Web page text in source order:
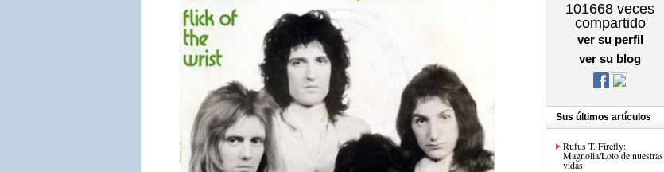
101668 veces
compartido
ver su perfil
ver su blog
Sus últimos artículos
Rufus T. Firefly:
Magnolia/Loto de nuestras
vidas